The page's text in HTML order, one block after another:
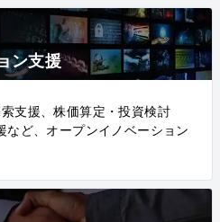
ン支援
支援、株価算定・投資検討
など、オープンイノベーション